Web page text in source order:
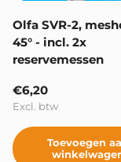
Olfa SVR-2,
45° - incl. 2x
reservemessen
Reguliere prijs
€6,20
Excl. btw
Toevoegen